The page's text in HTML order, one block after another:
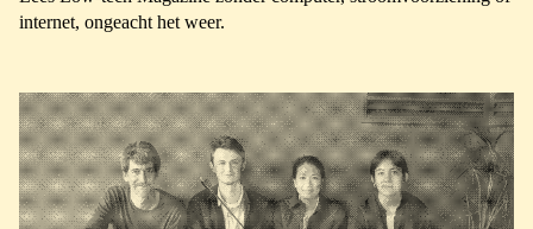
internet, ongeacht het weer.